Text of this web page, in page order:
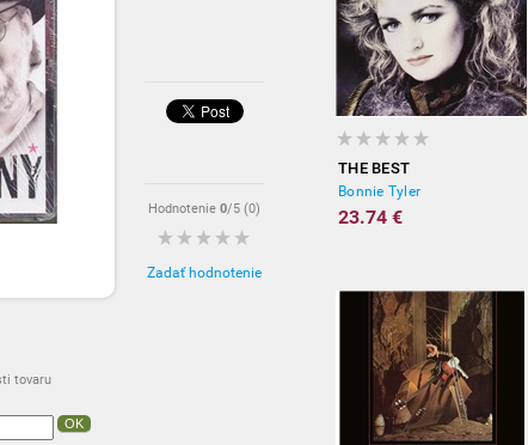
Hodnotenie 0/5 (0)
Zadať hodnotenie
tovaru
OK
THE BEST
Bonnie Tyler
23.74 €